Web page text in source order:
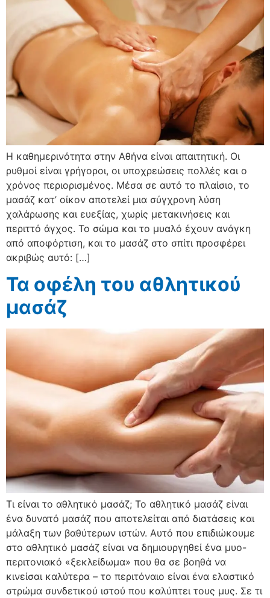
Η καθημερινότητα στην Αθήνα είναι απαιτητική. Οι
ρυθμοί είναι γρήγοροι, οι υποχρεώσεις πολλές και ο
χρόνος περιορισμένος. Μέσα σε αυτό το πλαίσιο, το
μασάζ κατ’ οίκον αποτελεί μια σύγχρονη λύση
χαλάρωσης και ευεξίας, χωρίς μετακινήσεις και
περιττό άγχος. Το σώμα και το μυαλό έχουν ανάγκη
από αποφόρτιση, και το μασάζ στο σπίτι προσφέρει
ακριβώς αυτό: […]
Τα οφέλη του αθλητικού
μασάζ
Τι είναι το αθλητικό μασάζ; Το αθλητικό μασάζ είναι
ένα δυνατό μασάζ που αποτελείται από διατάσεις και
μάλαξη των βαθύτερων ιστών. Αυτό που επιδιώκουμε
στο αθλητικό μασάζ είναι να δημιουργηθεί ένα μυο-
περιτονιακό «ξεκλείδωμα» που θα σε βοηθά να
κινείσαι καλύτερα – το περιτόναιο είναι ένα ελαστικό
στρώμα συνδετικού ιστού που καλύπτει τους μυς. Σε τι